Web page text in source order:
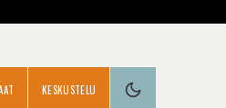
KESKUSTELU